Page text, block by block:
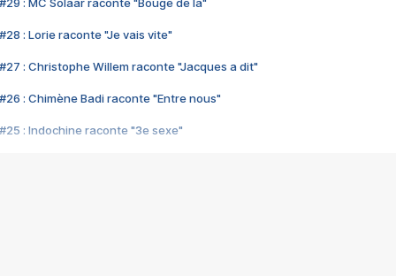
#29 : MC Solaar raconte "Bouge de là"
#28 : Lorie raconte "Je vais vite"
#27 : Christophe Willem raconte "Jacques a dit"
#26 : Chimène Badi raconte "Entre nous"
#25 : Indochine raconte "3e sexe"